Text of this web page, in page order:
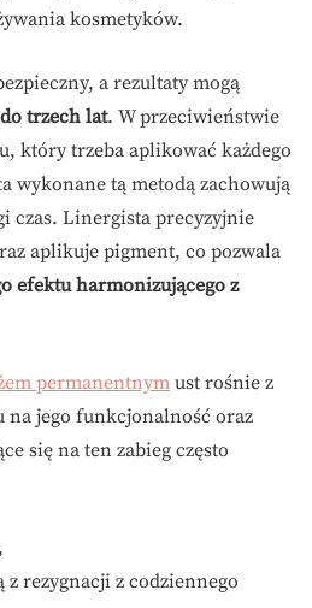
kosmetyków.
a rezultaty mogą
trzech lat. W przeciwieństwie
który trzeba aplikować każdego
wykonane tą metodą zachowują
czas. Linergista precyzyjnie
aplikuje pigment, co pozwala
efektu harmonizującego z
permanentnym ust rośnie z
na jego funkcjonalność oraz
się na ten zabieg często
z rezygnacji z codziennego